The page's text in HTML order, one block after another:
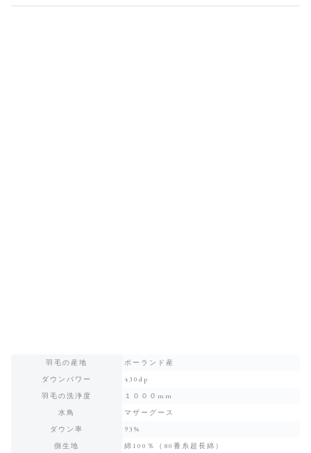
羽毛の産地
ポーランド産
ダウンパワー
430dp
羽毛の洗浄度
１０００mm
水鳥
マザーグース
ダウン率
93%
側生地
綿100％（80番糸超長綿）